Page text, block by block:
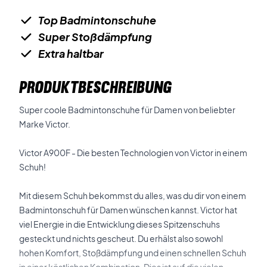
Top Badmintonschuhe
Super Stoßdämpfung
Extra haltbar
PRODUKTBESCHREIBUNG
Super coole Badmintonschuhe für Damen von beliebter
Marke Victor.
Victor A900F - Die besten Technologien von Victor in einem
Schuh!
Mit diesem Schuh bekommst du alles, was du dir von einem
Badmintonschuh für Damen wünschen kannst. Victor hat
viel Energie in die Entwicklung dieses Spitzenschuhs
gesteckt und nichts gescheut. Du erhälst also sowohl
hohen Komfort, Stoßdämpfung und einen schnellen Schuh